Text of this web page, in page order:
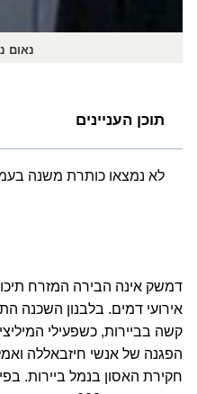
נאום
תוכן העניינים
לא נמצאו כותרת משנה
דמשק אינה הבירה המזרח
אירועי דמים. בלבנון השכנה
קשה בביירות, כשפעילי
הפגנה של אנשי חיזבאללה
חקירת האסון בנמל ביירות.